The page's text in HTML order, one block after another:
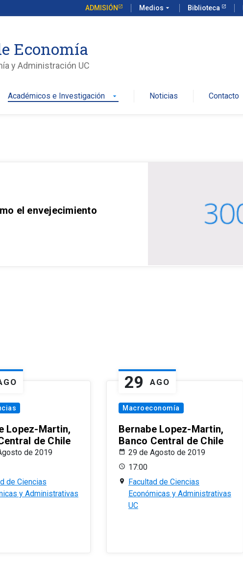
ADMISIÓN Medios arrow_drop_down Biblioteca
Economía
y Administración UC
Académicos e Investigación arrow_drop_down Noticias Contacto
el envejecimiento
Lopez-Martin,
de Chile
de 2019
de Ciencias
y Administrativas
29 AGO
Macroeconomía
Bernabe Lopez-Martin,
Banco Central de Chile
29 de Agosto de 2019
17:00
Facultad de Ciencias
Económicas y Administrativas
UC